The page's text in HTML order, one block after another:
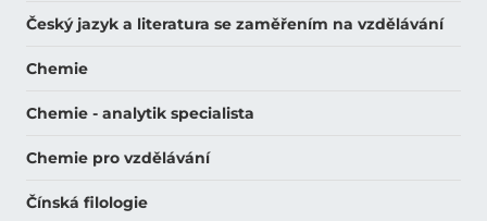
Český jazyk a literatura se zaměřením na vzdělávání
Chemie
Chemie - analytik specialista
Chemie pro vzdělávání
Čínská filologie